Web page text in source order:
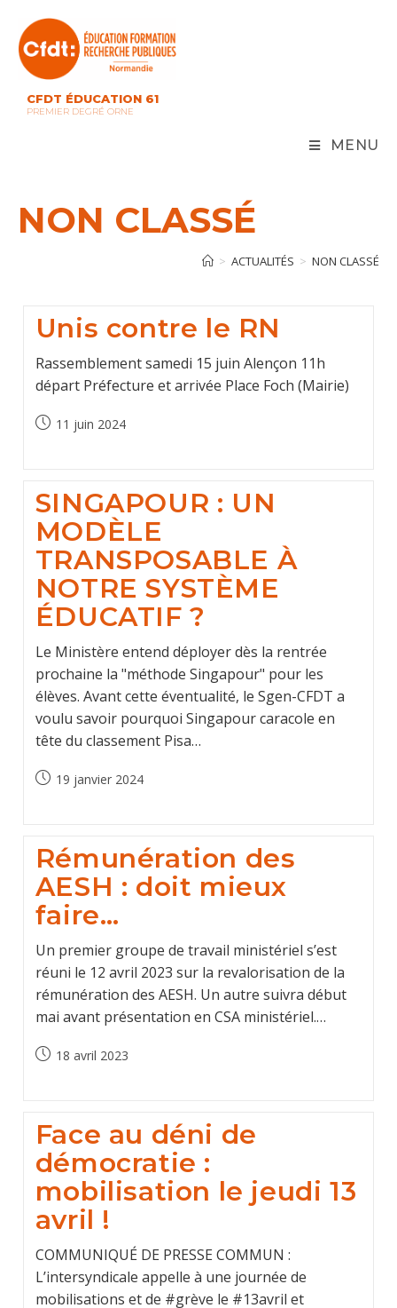
content
CFDT ÉDUCATION 61
PREMIER DEGRÉ ORNE
MENU
NON CLASSÉ
> ACTUALITÉS > NON CLASSÉ
Unis contre le RN
Rassemblement samedi 15 juin Alençon 11h
départ Préfecture et arrivée Place Foch (Mairie)
Post11 juin 2024
SINGAPOUR : UN
MODÈLE
TRANSPOSABLE À
NOTRE SYSTÈME
ÉDUCATIF ?
Le Ministère entend déployer dès la rentrée
prochaine la "méthode Singapour" pour les
élèves. Avant cette éventualité, le Sgen-CFDT a
voulu savoir pourquoi Singapour caracole en
tête du classement Pisa…
Post19 janvier 2024
Rémunération des
AESH : doit mieux
faire…
Un premier groupe de travail ministériel s’est
réuni le 12 avril 2023 sur la revalorisation de la
rémunération des AESH. Un autre suivra début
mai avant présentation en CSA ministériel.…
Post18 avril 2023
Face au déni de
démocratie :
mobilisation le jeudi 13
avril !
COMMUNIQUÉ DE PRESSE COMMUN :
L’intersyndicale appelle à une journée de
mobilisations et de #grève le #13avril et